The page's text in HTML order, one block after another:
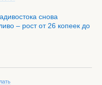
снова
– рост от 26 копеек до